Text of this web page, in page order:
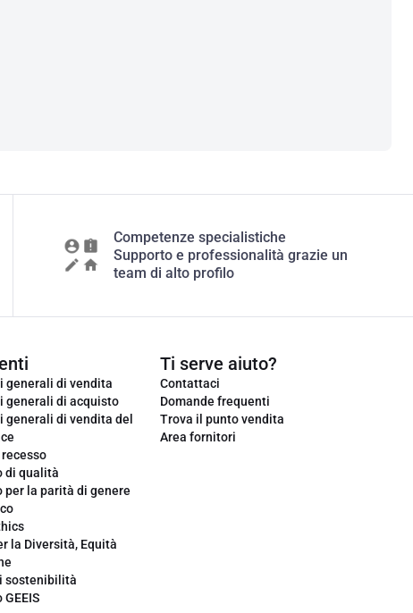
Competenze specialistiche
Supporto e professionalità grazie un
team di alto profilo
generali di vendita
generali di acquisto
generali di vendita del
di qualità
per la parità di genere
la Diversità, Equità
sostenibilità
Ti serve aiuto?
Contattaci
Domande frequenti
Trova il punto vendita
Area fornitori